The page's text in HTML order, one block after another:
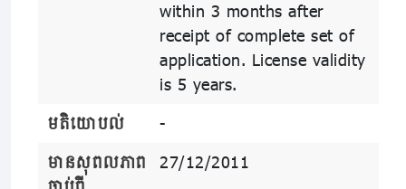
within 3 months after
receipt of complete set of
application. License validity
is 5 years.
មតិយោបល់
-
មានសុពលភាព
27/12/2011